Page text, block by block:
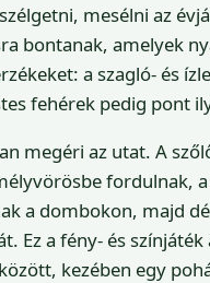
mesélni az
bontanak, amelyek
a szagló- és
fehérek pedig pont
megéri az utat. A
fordulnak,
a dombokon, majd
Ez a fény- és
kezében egy